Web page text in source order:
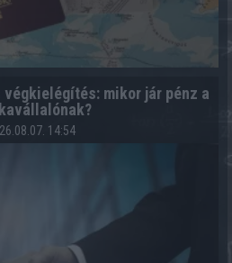
végkielégítés: mikor jár pénz a
14:54